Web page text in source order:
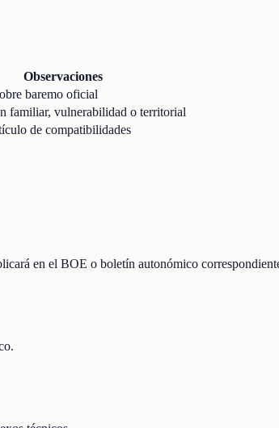
Observaciones
baremo oficial
familiar, vulnerabilidad o territorial
de compatibilidades
en el BOE o boletín autonómico